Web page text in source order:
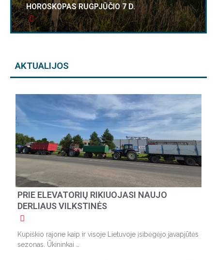
HOROSKOPAS RUGPJŪČIO 7 D.
AKTUALIJOS
PRIE ELEVATORIŲ RIKIUOJASI NAUJO
DERLIAUS VILKSTINĖS
Kupiškio rajone kaip ir visoje Lietuvoje įsibėgėjo javapjūtės
sezonas. Ūkininkai …